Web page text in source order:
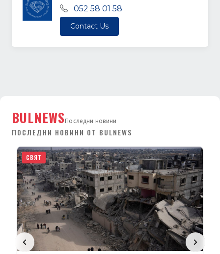
052 58 01 58
Contact Us
BULNEWSПоследни новини
ПОСЛЕДНИ НОВИНИ ОТ BULNEWS
СВЯТ